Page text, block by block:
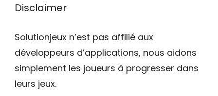
Disclaimer
Solutionjeux n’est pas affilié aux
développeurs d’applications, nous aidons
simplement les joueurs à progresser dans
leurs jeux.